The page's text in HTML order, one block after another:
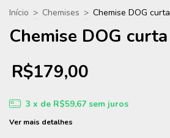
Início > Chemises > Chemise DOG curta
Chemise DOG curta
R$179,00
3 x de R$59,67 sem juros
Ver mais detalhes